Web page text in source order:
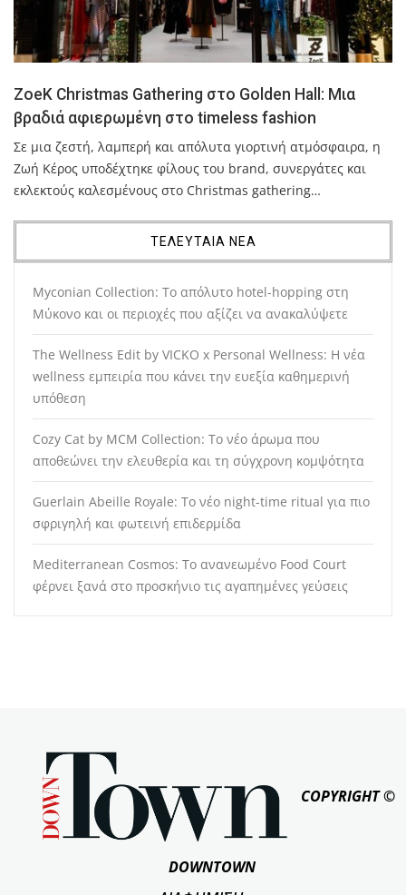
ZoeK Christmas Gathering στο Golden Hall: Μια
βραδιά αφιερωμένη στο timeless fashion
Σε μια ζεστή, λαμπερή και απόλυτα γιορτινή ατμόσφαιρα, η
Ζωή Κέρος υποδέχτηκε φίλους του brand, συνεργάτες και
εκλεκτούς καλεσμένους στο Christmas gathering…
ΤΕΛΕΥΤΑΙΑ ΝΕΑ
Myconian Collection: Το απόλυτο hotel-hopping στη
Μύκονο και οι περιοχές που αξίζει να ανακαλύψετε
The Wellness Edit by VICKO x Personal Wellness: Η νέα
wellness εμπειρία που κάνει την ευεξία καθημερινή
υπόθεση
Cozy Cat by MCM Collection: Το νέο άρωμα που
αποθεώνει την ελευθερία και τη σύγχρονη κομψότητα
Guerlain Abeille Royale: Το νέο night-time ritual για πιο
σφριγηλή και φωτεινή επιδερμίδα
Mediterranean Cosmos: Το ανανεωμένο Food Court
φέρνει ξανά στο προσκήνιο τις αγαπημένες γεύσεις
COPYRIGHT ©
DOWNTOWN